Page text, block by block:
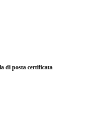
di posta certificata